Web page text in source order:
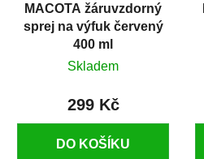
MACOTA žáruvzdorný
sprej na výfuk červený
400 ml
Skladem
299 Kč
DO KOŠÍKU